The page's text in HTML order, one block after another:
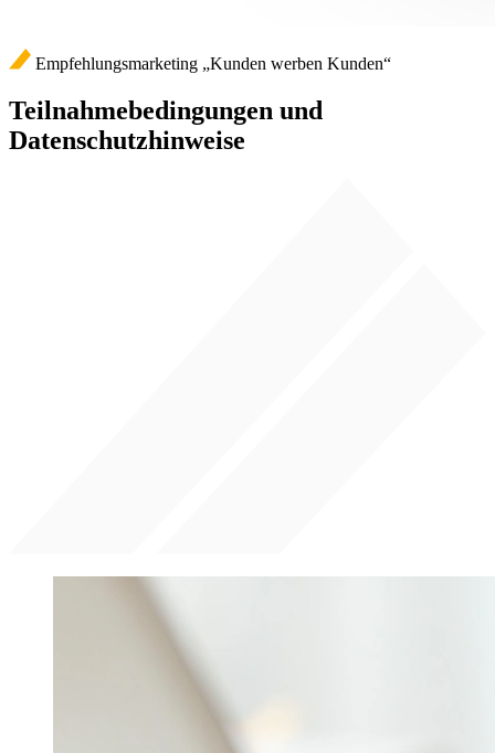
Empfehlungsmarketing „Kunden werben Kunden“
Teilnahmebedingungen und
Datenschutzhinweise